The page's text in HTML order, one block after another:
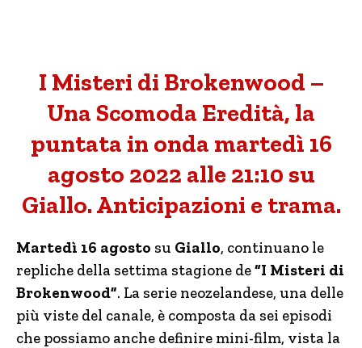
I Misteri di Brokenwood –
Una Scomoda Eredità, la
puntata in onda martedì 16
agosto 2022 alle 21:10 su
Giallo. Anticipazioni e trama.
Martedì 16 agosto su Giallo, continuano le
repliche della settima stagione de“I Misteri di
Brokenwood”. La serie neozelandese, una delle
più viste del canale, è composta da sei episodi
che possiamo anche definire mini-film, vista la